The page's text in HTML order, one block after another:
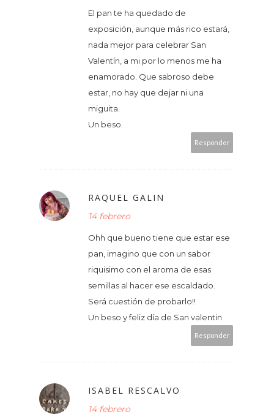
El pan te ha quedado de
exposición, aunque más rico estará,
nada mejor para celebrar San
Valentín, a mi por lo menos me ha
enamorado. Que sabroso debe
estar, no hay que dejar ni una
miguita.
Un beso.
Responder
RAQUEL GALIN
14 febrero
Ohh que bueno tiene que estar ese
pan, imagino que con un sabor
riquisimo con el aroma de esas
semillas al hacer ese escaldado.
Será cuestión de probarlo!!
Un beso y feliz día de San valentin
Responder
ISABEL RESCALVO
14 febrero